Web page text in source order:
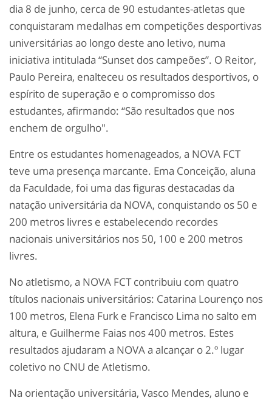
dia 8 de junho, cerca de 90 estudantes-atletas que
conquistaram medalhas em competições desportivas
universitárias ao longo deste ano letivo, numa
iniciativa intitulada “Sunset dos campeões”. O Reitor,
Paulo Pereira, enalteceu os resultados desportivos, o
espírito de superação e o compromisso dos
estudantes, afirmando: “São resultados que nos
enchem de orgulho".
Entre os estudantes homenageados, a NOVA FCT
teve uma presença marcante. Ema Conceição, aluna
da Faculdade, foi uma das figuras destacadas da
natação universitária da NOVA, conquistando os 50 e
200 metros livres e estabelecendo recordes
nacionais universitários nos 50, 100 e 200 metros
livres.
No atletismo, a NOVA FCT contribuiu com quatro
títulos nacionais universitários: Catarina Lourenço nos
100 metros, Elena Furk e Francisco Lima no salto em
altura, e Guilherme Faias nos 400 metros. Estes
resultados ajudaram a NOVA a alcançar o 2.º lugar
coletivo no CNU de Atletismo.
Na orientação universitária, Vasco Mendes, aluno e